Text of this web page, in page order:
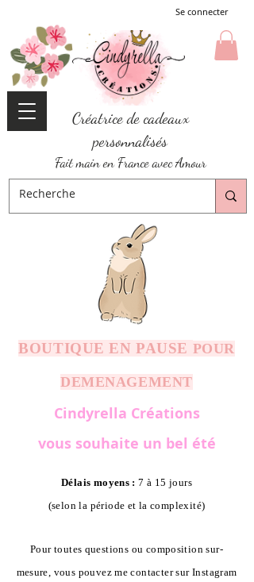
Se connecter
Créatrice de cadeaux
personnalisés
Fait main en France avec Amour
BOUTIQUE EN PAUSE POUR
DEMENAGEMENT
Cindyrella Créations
vous souhaite un bel été
Délais moyens : 7 à 15 jours
(selon la période et la complexité)
Pour toutes questions ou composition sur-
mesure, vous pouvez me contacter sur Instagram